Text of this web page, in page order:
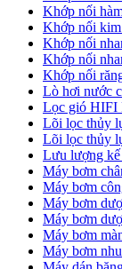
Khớp nối
Khớp nối
Khớp nối
Khớp nối
Khớp nối
Lò hơi nước
Lọc gió HIFI
Lõi lọc thủy
Lõi lọc thủy
Lưu lượng
Máy bơm
Máy bơm
Máy bơm
Máy bơm
Máy bơm
Máy bơm